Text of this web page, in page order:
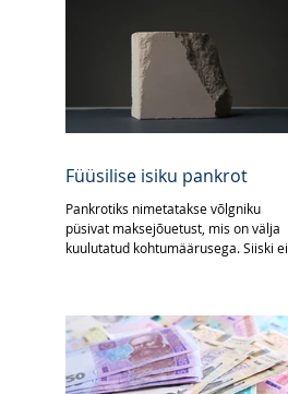
Füüsilise isiku pankrot
Pankrotiks nimetatakse võlgniku
püsivat maksejõuetust, mis on välja
kuulutatud kohtumäärusega. Siiski ei